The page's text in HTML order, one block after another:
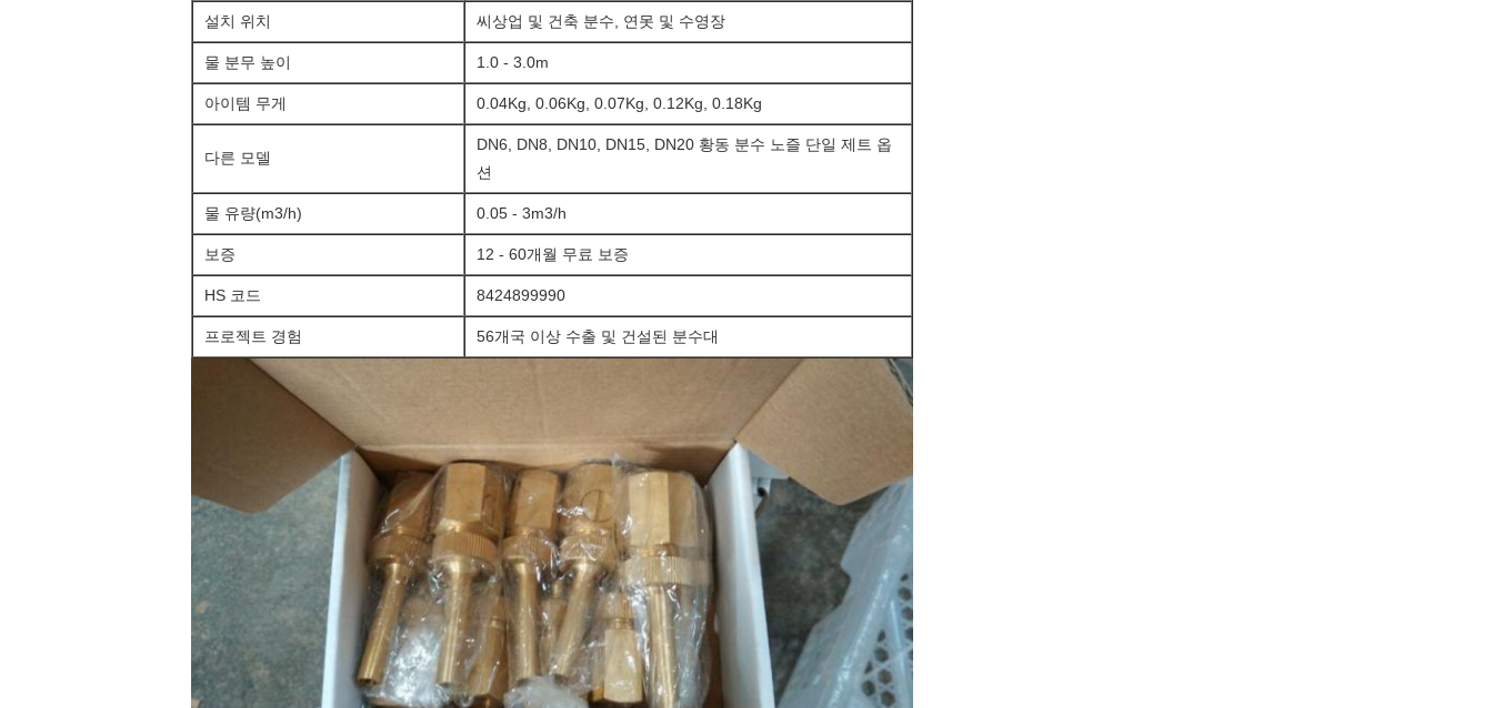
설치 위치 씨상업 및 건축 분수, 연못 및 수영장
물 분무 높이 1.0 - 3.0m
아이템 무게 0.04Kg, 0.06Kg, 0.07Kg, 0.12Kg, 0.18Kg
다른 모델
DN6, DN8, DN10, DN15, DN20 황동 분수 노즐 단일 제트 옵
션
물 유량(m3/h) 0.05 - 3m3/h
보증 12 - 60개월 무료 보증
HS 코드 8424899990
프로젝트 경험 56개국 이상 수출 및 건설된 분수대